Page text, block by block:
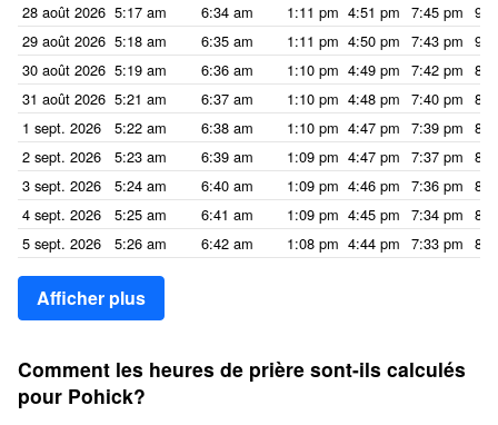
28 août 2026 5:17 am 6:34 am 1:11 pm 4:51 pm 7:45 pm
29 août 2026 5:18 am 6:35 am 1:11 pm 4:50 pm 7:43 pm
30 août 2026 5:19 am 6:36 am 1:10 pm 4:49 pm 7:42 pm
31 août 2026 5:21 am 6:37 am 1:10 pm 4:48 pm 7:40 pm
1 sept. 2026
5:22 am 6:38 am 1:10 pm 4:47 pm 7:39 pm
2 sept. 2026
5:23 am 6:39 am 1:09 pm 4:47 pm 7:37 pm
3 sept. 2026
5:24 am 6:40 am 1:09 pm 4:46 pm 7:36 pm
4 sept. 2026
5:25 am 6:41 am 1:09 pm 4:45 pm 7:34 pm
5 sept. 2026
5:26 am 6:42 am 1:08 pm 4:44 pm 7:33 pm
Afficher plus
Comment les heures de prière sont-ils calculés
pour Pohick?